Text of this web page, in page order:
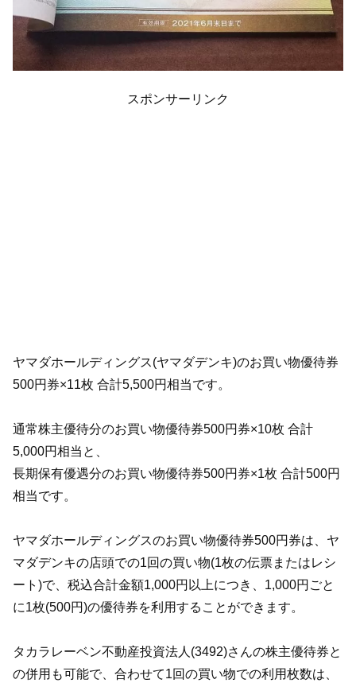
スポンサーリンク
ヤマダホールディングス(ヤマダデンキ)のお買い物優待券
500円券×11枚 合計5,500円相当です。
通常株主優待分のお買い物優待券500円券×10枚 合計
5,000円相当と、
長期保有優遇分のお買い物優待券500円券×1枚 合計500円
相当です。
ヤマダホールディングスのお買い物優待券500円券は、ヤ
マダデンキの店頭での1回の買い物(1枚の伝票またはレシ
ート)で、税込合計金額1,000円以上につき、1,000円ごと
に1枚(500円)の優待券を利用することができます。
タカラレーベン不動産投資法人(3492)さんの株主優待券と
の併用も可能で、合わせて1回の買い物での利用枚数は、